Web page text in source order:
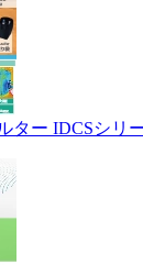
ター IDCSシリ